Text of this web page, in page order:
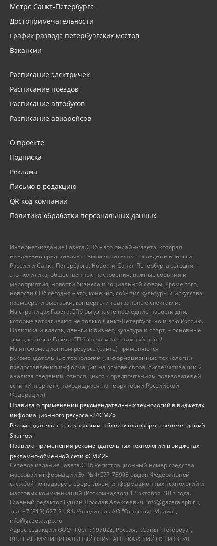
Метро Санкт-Петербурга
Достопримечательности
График развода петербургских мостов
Вакансии
Расписание электричек
Расписание поездов
Расписание автобусов
Расписание авиарейсов
О проекте
Подписка
Реклама
Письмо в редакцию
QR код компании
Политика обработки персональных данных
Интернет-издание Газета.СПб – это онлайн-газета, которая
ежедневно представляет своим читателям последние новости
России и Санкт-Петербурга. Новости Санкт-Петербурга сегодня –
это политика, общественные настроения, важные события и
мероприятия, новости бизнеса и социальной сферы. Кроме того,
новости СПб сегодня – это, конечно, события культуры и искусства:
премьеры и выставки, концерты и театральные спектакли.
На страницах Газета.СПб вы узнаете последние новости дня,
которые затрагивают не только Санкт-Петербург, но и всю Россию.
Политика и власть, деньги и бизнес, культура и спорт, – основные
темы, которые Газета.СПб затрагивает каждый день!
На информационном ресурсе (сайте) применяются
рекомендательные технологии (информационные технологии
предоставления информации на основе сбора, систематизации и
анализа сведений, относящихся к предпочтениям пользователей
сети «Интернет», находящихся на территории Российской
Федерации).
Правила о применении рекомендательных технологий в виджетах
информационного ресурса «24СМИ»
Рекомендательные технологии в блоках платформы рекомендаций
Sparrow
Правила применения рекомендательных технологий в виджетах
рекламно-обменной сети «СМИ2»
Сетевое издание Газета.СПб Регистрационный номер средства
массовой информации Эл № ФС77-73908 выдан Федеральной
службой по надзору в сфере связи, информационных технологий и
массовых коммуникаций (Роскомнадзор) 12 октября 2018 года.
Главный редактор Гущин Ярослав Алексеевич, info@gazeta.spb.ru,
тел: +7 (812) 627-21-84. Учредитель АО "Открытые Медиа",
info@gazeta.spb.ru
Адрес редакции ООО "Рост": 197022, Россия, г.Санкт-Петербург,
ВН.ТЕР.Г. МУНИЦИПАЛЬНЫЙ ОКРУГ АПТЕКАРСКИЙ ОСТРОВ, УЛ